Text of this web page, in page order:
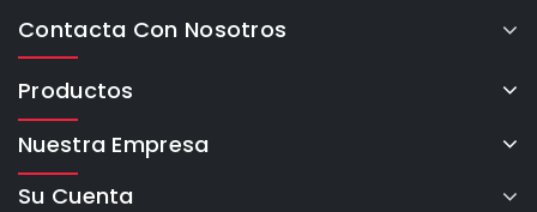
Contacta Con Nosotros
Productos
Nuestra Empresa
Su Cuenta